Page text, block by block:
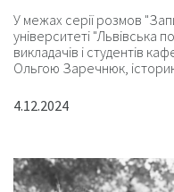
У межах серії розмов
університеті "Львівська
викладачів і студентів
Ольгою Заречнюк,
4.12.2024